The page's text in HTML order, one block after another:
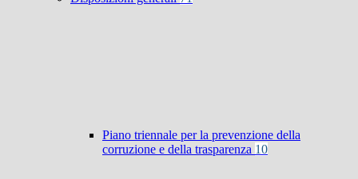
Piano triennale per la prevenzione della
corruzione e della trasparenza 10